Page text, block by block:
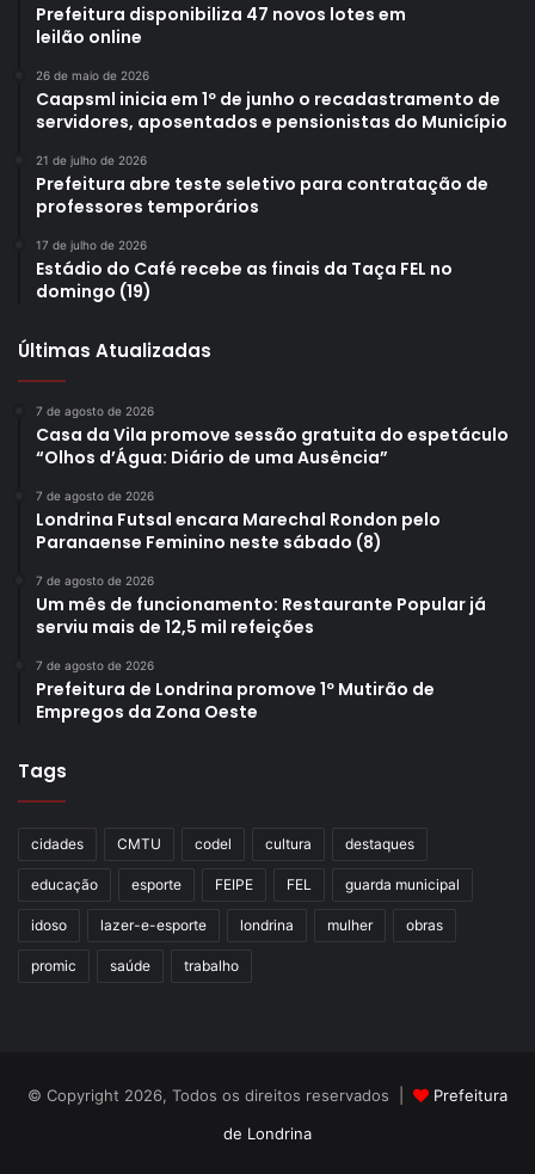
Prefeitura disponibiliza 47 novos lotes em
leilão online
26 de maio de 2026
Caapsml inicia em 1º de junho o recadastramento de
servidores, aposentados e pensionistas do Município
21 de julho de 2026
Prefeitura abre teste seletivo para contratação de
professores temporários
17 de julho de 2026
Estádio do Café recebe as finais da Taça FEL no
domingo (19)
Últimas Atualizadas
7 de agosto de 2026
Casa da Vila promove sessão gratuita do espetáculo
“Olhos d’Água: Diário de uma Ausência”
7 de agosto de 2026
Londrina Futsal encara Marechal Rondon pelo
Paranaense Feminino neste sábado (8)
7 de agosto de 2026
Um mês de funcionamento: Restaurante Popular já
serviu mais de 12,5 mil refeições
7 de agosto de 2026
Prefeitura de Londrina promove 1º Mutirão de
Empregos da Zona Oeste
Tags
cidades CMTU codel cultura destaques
educação esporte FEIPE FEL guarda municipal
idoso lazer-e-esporte londrina mulher obras
promic saúde trabalho
© Copyright 2026, Todos os direitos reservados |
Prefeitura
de Londrina